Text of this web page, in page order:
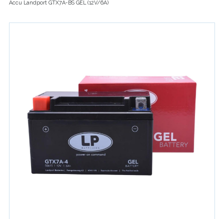
Accu Landport GTX7A-BS GEL (12V/6A)